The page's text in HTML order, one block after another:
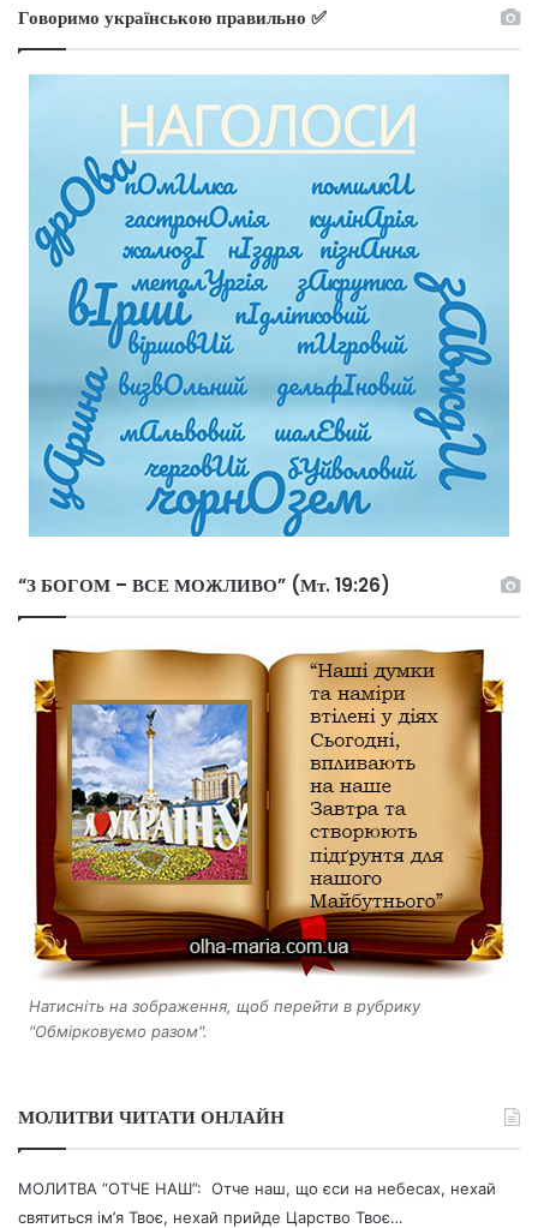
Говоримо українською правильно ✅
“З БОГОМ – ВСЕ МОЖЛИВО” (Мт. 19:26)
Натисніть на зображення, щоб перейти в рубрику
"Обмірковуємо разом".
МОЛИТВИ ЧИТАТИ ОНЛАЙН
МОЛИТВА “ОТЧЕ НАШ”: Отче наш, що єси на небесах, нехай
святиться ім’я Твоє, нехай прийде Царство Твоє…